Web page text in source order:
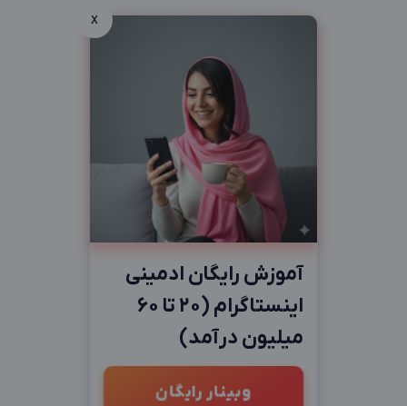
x
آموزش رایگان ادمینی
اینستاگرام (20 تا 60
میلیون درآمد)
وبینار رایگان